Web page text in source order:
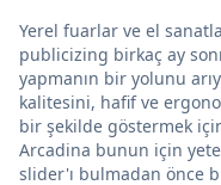
Yerel fuarlar ve el
publicizing birkaç ay
yapmanın bir yolunu
kalitesini, hafif ve
bir şekilde göstermek
Arcadina bunun için
slider'ı bulmadan önce